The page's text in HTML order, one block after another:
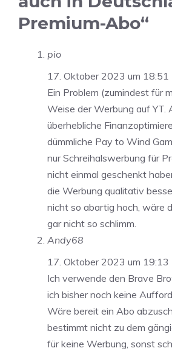
Premium-Abo“
pio
17. Oktober 2023 um 18:51
Ein Problem (zumindest für
Weise der Werbung auf YT.
überhebliche
dümmliche Pay to Wind
nur Schreihalswerbung für
nicht einmal geschenkt
die Werbung qualitativ
nicht so abartig hoch, wäre
gar nicht so schlimm.
Andy68
17. Oktober 2023 um 19:13
Ich verwende den Brave
ich bisher noch keine
Wäre bereit ein Abo
bestimmt nicht zu dem
für keine Werbung, sonst